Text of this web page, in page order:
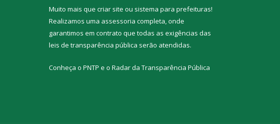
Muito mais que criar site ou sistema para prefeituras!
Realizamos uma assessoria completa, onde
garantimos em contrato que todas as exigências das
leis de transparência pública serão atendidas.
Conheça o PNTP e o Radar da Transparência Pública